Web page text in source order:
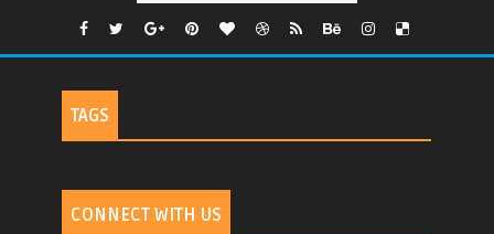
TAGS
CONNECT WITH US